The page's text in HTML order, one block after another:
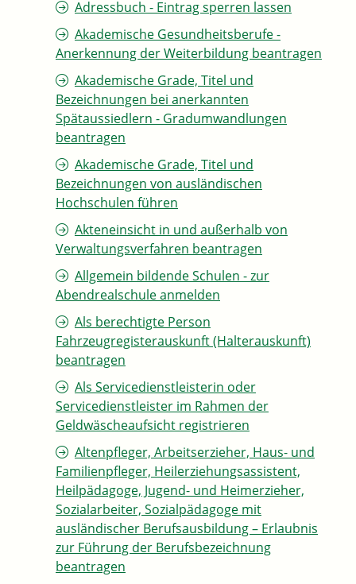
Adressbuch - Eintrag sperren lassen
Akademische Gesundheitsberufe -
Anerkennung der Weiterbildung beantragen
Akademische Grade, Titel und
Bezeichnungen bei anerkannten
Spätaussiedlern - Gradumwandlungen
beantragen
Akademische Grade, Titel und
Bezeichnungen von ausländischen
Hochschulen führen
Akteneinsicht in und außerhalb von
Verwaltungsverfahren beantragen
Allgemein bildende Schulen - zur
Abendrealschule anmelden
Als berechtigte Person
Fahrzeugregisterauskunft (Halterauskunft)
beantragen
Als Servicedienstleisterin oder
Servicedienstleister im Rahmen der
Geldwäscheaufsicht registrieren
Altenpfleger, Arbeitserzieher, Haus- und
Familienpfleger, Heilerziehungsassistent,
Heilpädagoge, Jugend- und Heimerzieher,
Sozialarbeiter, Sozialpädagoge mit
ausländischer Berufsausbildung – Erlaubnis
zur Führung der Berufsbezeichnung
beantragen